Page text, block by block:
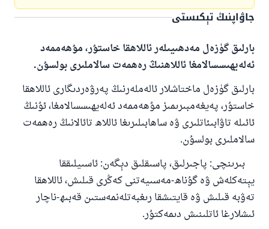
جاۋاپنىڭ تېكىستى
بارلىق گۈزەل مەدھىيىلەر ئاللاھقا خاستۇر، مۇھەممەد
ئەلەيھىسسالامغا ئاللاھنىڭ رەھمەت سالاملىرى بولسۇن.
بارلىق گۈزەل ماختاشلار ئالەملەرنىڭ پەرۋەردىگارى ئاللاھقا
خاستۇر، پەيغەمبىرىمىز مۇھەممەد ئەلەيھىسسالامغا، ئۇنىڭ
ئائىلە تاۋابىئاتلىرى ۋە ساھابىلىرىغا ئاللاھ تائالانىڭ رەھمەت
سالاملىرى بولسۇن.
بىرىنچى: پاجىرلىق، پاسىقلىق دېگەن: ئاسىيلىققا
يېتەكلەش ۋە گۇناھ-مەسىيەتنى كەڭرى قىلىش، ئاللاھقا
تەۋبە قىلىش ۋە قايتىشقا رىغبەتلەنمەستىن قەبىھ-ناچار
ئىشلارغا ئاتلىنىش دىمەكتۇر.